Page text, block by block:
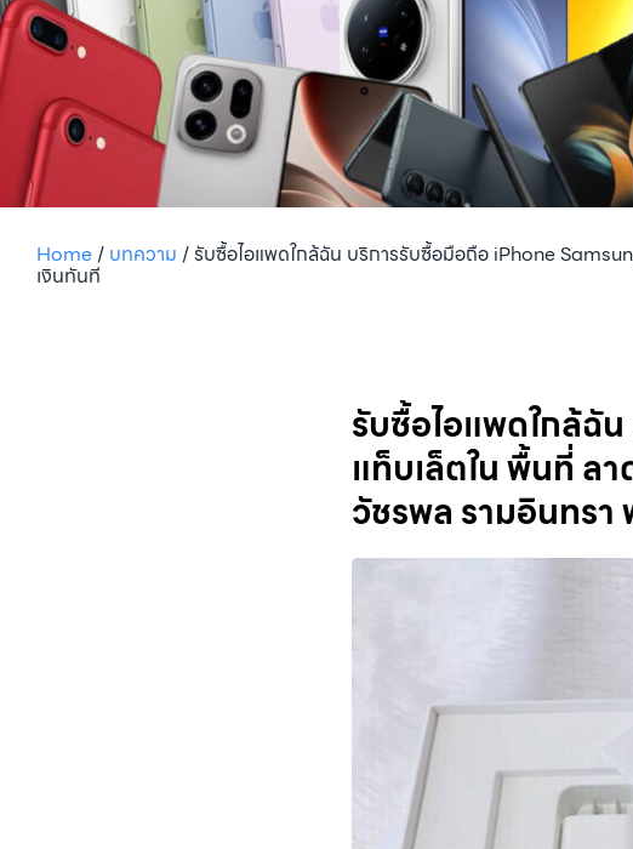
Home/ บทความ /รับซื้อไอแพดใกล้ฉัน บริการรับซื้อมือถือ iPhone
เงินทันที
รับซื้อไอแพดใกล้ฉั
แท็บเล็ตใน พื้นที่ ล
วัชรพล รามอินทรา